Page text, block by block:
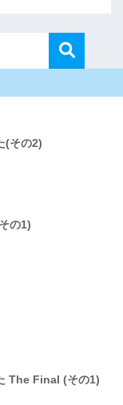
(その2)
の1)
The Final (その1)